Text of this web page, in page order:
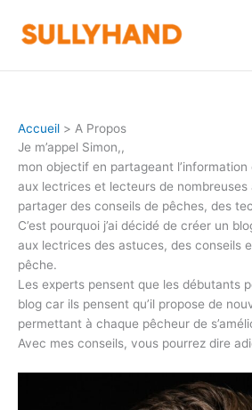
contenu
Accueil
A Propos
Je m’appel Simon,,
mon objectif en partageant
aux lectrices et lecteurs de nombreuses
partager des conseils de pêches, des
C’est pourquoi j’ai décidé de créer un
aux lectrices des astuces, des conseils
pêche.
Les experts pensent que les débutants
blog car ils pensent qu’il propose de
permettant à chaque pêcheur de
Avec mes conseils, vous pourrez dire